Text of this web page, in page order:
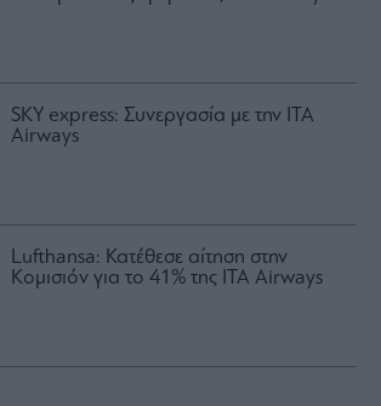
SKY express: Συνεργασία με την ITA
Airways
Lufthansa: Κατέθεσε αίτηση στην
Κομισιόν για το 41% της ITA Airways